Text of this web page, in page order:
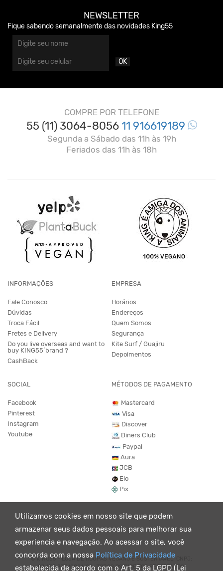
Utilizamos cookies em nosso site que podem
armazenar seus dados pessoais para melhorar sua
experiencia e navegação. Ao acessar o site, você
concorda com a nossa Política de Privacidade
estabelecida de acordo com o Art. 5 da LGPD (Lei
NEWSLETTER
Fique sabendo semanalmente das novidades King55
OK
COMPRE POR TELEFONE
55 (11) 3064-805611 916619189
Segunda a Sábado das 11h às 19h
Feriados das 11h às 18h
INFORMAÇÕES
Fale Conosco
Dúvidas
Troca Fácil
Fretes e Delivery
Do you live overseas and want to
buy KING55´brand ?
CashBack
EMPRESA
Horários
Endereços
Quem Somos
Segurança
Kite Surf / Guajiru
Depoimentos
SOCIAL
Facebook
Pinterest
Instagram
Youtube
MÉTODOS DE PAGAMENTO
Mastercard
Visa
Discover
Diners Club
Paypal
Aura
JCB
Elo
Pix
© KING55 - LOJA DE ROUPAS VEGANO E SUSTENTÁVEL. CNPJ:
07.438.330/0001-02 . TODOS OS DIREITOS RESERVADOS.